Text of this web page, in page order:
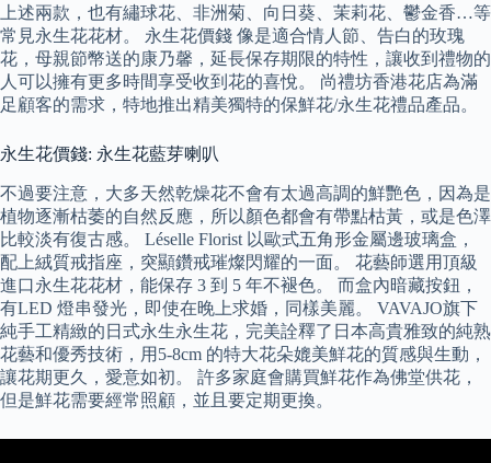
上述兩款，也有繡球花、非洲菊、向日葵、茉莉花、鬱金香…等
常見永生花花材。 永生花價錢 像是適合情人節、告白的玫瑰
花，母親節幣送的康乃馨，延長保存期限的特性，讓收到禮物的
人可以擁有更多時間享受收到花的喜悅。 尚禮坊香港花店為滿
足顧客的需求，特地推出精美獨特的保鮮花/永生花禮品產品。
永生花價錢: 永生花藍芽喇叭
不過要注意，大多天然乾燥花不會有太過高調的鮮艷色，因為是
植物逐漸枯萎的自然反應，所以顏色都會有帶點枯黃，或是色澤
比較淡有復古感。 Léselle Florist 以歐式五角形金屬邊玻璃盒，
配上絨質戒指座，突顯鑽戒璀燦閃耀的一面。 花藝師選用頂級
進口永生花花材，能保存 3 到 5 年不褪色。 而盒內暗藏按鈕，
有LED 燈串發光，即使在晚上求婚，同樣美麗。 VAVAJO旗下
純手工精緻的日式永生永生花，完美詮釋了日本高貴雅致的純熟
花藝和優秀技術，用5-8cm 的特大花朵媲美鮮花的質感與生動，
讓花期更久，愛意如初。 許多家庭會購買鮮花作為佛堂供花，
但是鮮花需要經常照顧，並且要定期更換。